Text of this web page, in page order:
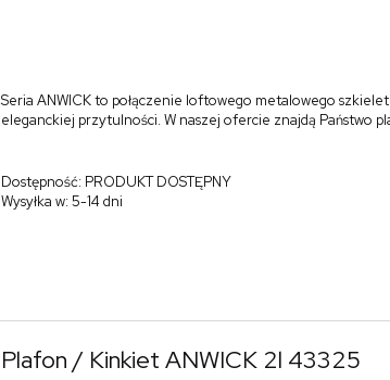
Seria ANWICK to połączenie loftowego metalowego
eleganckiej przytulności. W naszej ofercie znajdą Państwo
Dostępność: PRODUKT DOSTĘPNY
Wysyłka w:5-14 dni
Plafon / Kinkiet ANWICK 2l 43325